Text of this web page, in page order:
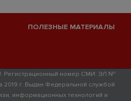
ПОЛЕЗНЫЕ МАТЕРИАЛЫ
Регистрационный номер СМИ: ЭЛ №
2019 г. Выдан Федеральной службой
информационных технологий и